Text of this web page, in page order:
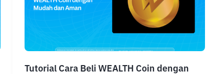
Tutorial Cara Beli WEALTH Coin dengan